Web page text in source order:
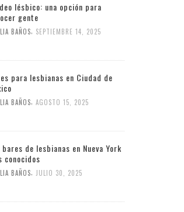
lésbico: una opción para
gente
BAÑOS SEPTIEMBRE 14, 2025
para lesbianas en Ciudad de
BAÑOS AGOSTO 15, 2025
bares de lesbianas en Nueva York
conocidos
BAÑOS JULIO 30, 2025